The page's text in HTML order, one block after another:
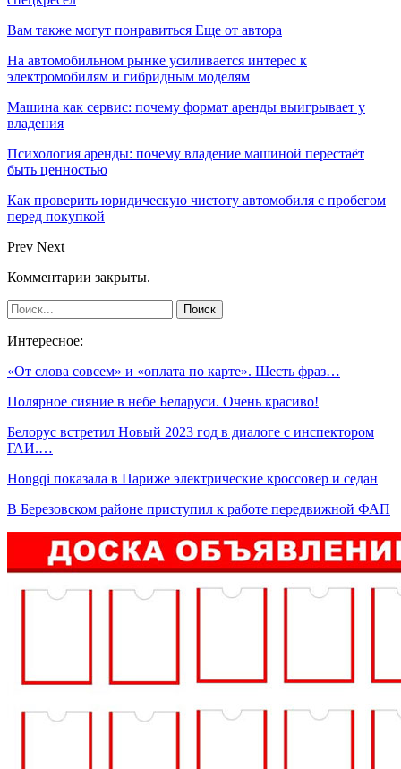
Вам также могут понравиться Еще от автора
На автомобильном рынке усиливается интерес к
электромобилям и гибридным моделям
Машина как сервис: почему формат аренды выигрывает у
владения
Психология аренды: почему владение машиной перестаёт
быть ценностью
Как проверить юридическую чистоту автомобиля с пробегом
перед покупкой
Prev Next
Комментарии закрыты.
Интересное:
«От слова совсем» и «оплата по карте». Шесть фраз…
Полярное сияние в небе Беларуси. Очень красиво!
Белорус встретил Новый 2023 год в диалоге с инспектором
ГАИ.…
Hongqi показала в Париже электрические кроссовер и седан
В Березовском районе приступил к работе передвижной ФАП